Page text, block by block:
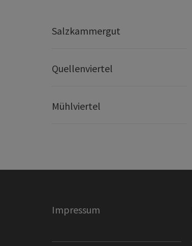
Salzkammergut
Quellenviertel
Mühlviertel
Impressum